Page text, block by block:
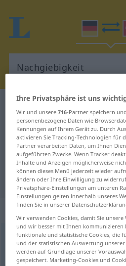
Deutsch-Türkisch
Deutsch-Türkisch
"Nachgiebigkeit"
"Nachgiebigkeit"
Übersetzung
„Nachgiebigkeit“:
Nachgiebigkeitf <Nachgiebigkeit
Übersicht aller
Ihre Privatsphäre ist uns
Wir und unsere716-Partner speichern
personenbezogene Daten wie
Kennungen auf Ihrem Gerät zu. Durch
aktivieren Sie Tracking-Technologien für
Partner verarbeiten Daten, um Ihnen
aufgeführten Zwecke. Wenn Tracker
Inhalte und Anzeigen möglicherweise
können dieses Menü jederzeit wieder
ändern oder Ihre Einwilligung zu
Privatsphäre-Einstellungen am unteren
Einstellungen gelten innerhalb unseres
finden Sie in unserer
Wir verwenden Cookies, damit Sie
und wir besser mit Ihnen kommunizieren
funktionale und statistische Cookies, die
und der statistischen Auswertung
werden auf Grundlage unserer
gespeichert. Marketing-Cookies und